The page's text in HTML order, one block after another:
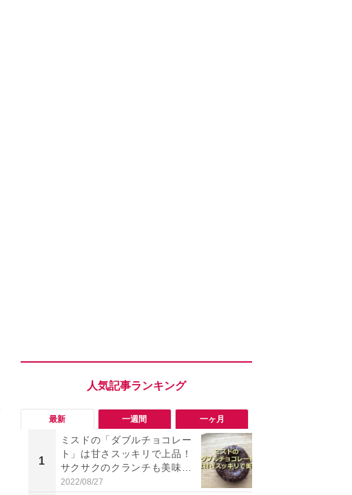
最新 一週間 一ヶ月
1
ミスドの「ダブルチョコレー
ト」は甘さスッキリで上品！
サクサクのクランチも美味し
い
2022/08/27